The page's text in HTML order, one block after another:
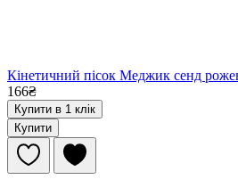
Кінетичний пісок Меджик сенд
166₴
Купити в 1 клік
Купити